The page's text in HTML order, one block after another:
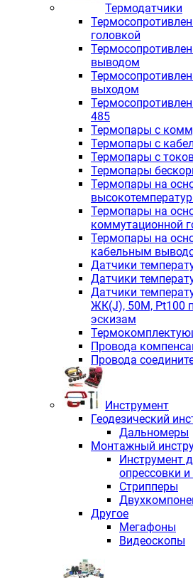
Термодатчики
головкой
выводом
выходом
485
Термопары с
Термопары с
Термопары с
Термопары
Термопары на
Термопары на
коммутационной
Термопары на
кабельным
Датчики
Датчики
Датчики
ЖК(J), 50М, Pt100
эскизам
Провода
Провода
Инструмент
Геодезический
Дальномеры
Монтажный
Инструмент
опрессовки
Стрипперы
Другое
Мегафоны
Видеоскопы